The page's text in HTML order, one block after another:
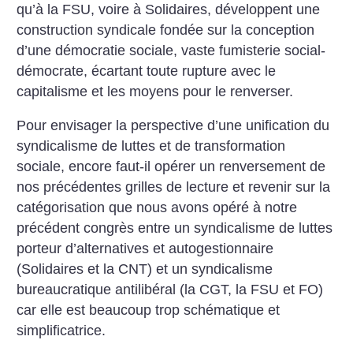
qu’à la FSU, voire à Solidaires, développent une
construction syndicale fondée sur la conception
d’une démocratie sociale, vaste fumisterie social-
démocrate, écartant toute rupture avec le
capitalisme et les moyens pour le renverser.
Pour envisager la perspective d’une unification du
syndicalisme de luttes et de transformation
sociale, encore faut-il opérer un renversement de
nos précédentes grilles de lecture et revenir sur la
catégorisation que nous avons opéré à notre
précédent congrès entre un syndicalisme de luttes
porteur d’alternatives et autogestionnaire
(Solidaires et la CNT) et un syndicalisme
bureaucratique antilibéral (la CGT, la FSU et FO)
car elle est beaucoup trop schématique et
simplificatrice.